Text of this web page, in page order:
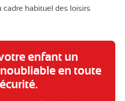
cadre habituel des loisirs
enfant un
en toute